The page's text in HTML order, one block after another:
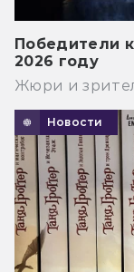
Победители
2026 году
Жюри и
Новости